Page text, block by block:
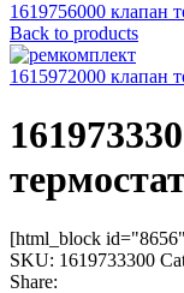
1619756000 клапан
Back to products
1615972000 клапан
[html_block
SKU: 1619733300
Share: